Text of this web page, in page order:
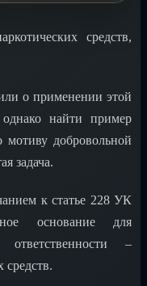
средств,
о применении этой
найти пример
мотиву добровольной
задача.
к статье 228 УК
основание для
–
средств.